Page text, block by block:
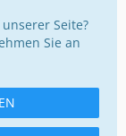
Seite?
Sie an